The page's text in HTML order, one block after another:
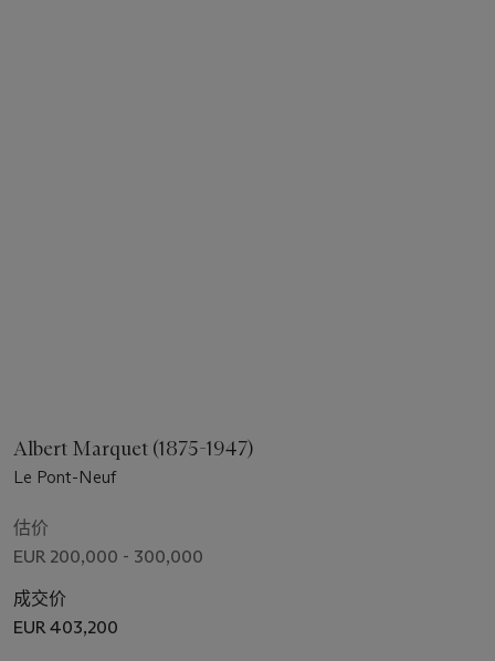
Albert Marquet (1875-1947)
Le Pont-Neuf
估价
EUR 200,000 - 300,000
成交价
EUR 403,200